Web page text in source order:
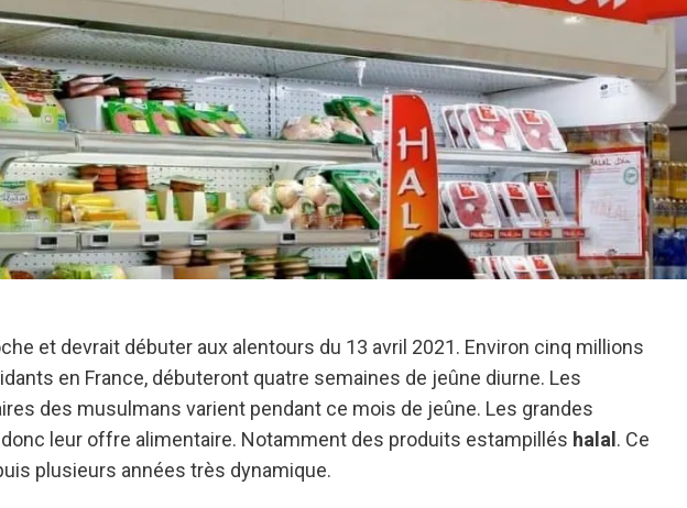
et devrait débuter aux alentours du 13 avril 2021. Environ cinq millions
en France, débuteront quatre semaines de jeûne diurne. Les
des musulmans varient pendant ce mois de jeûne. Les grandes
leur offre alimentaire. Notamment des produits estampillés halal . Ce
plusieurs années très dynamique.